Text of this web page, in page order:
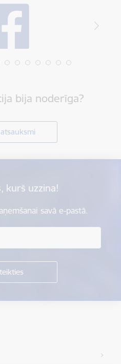
bija noderīga?
kurš uzzina!
savā e-pastā.